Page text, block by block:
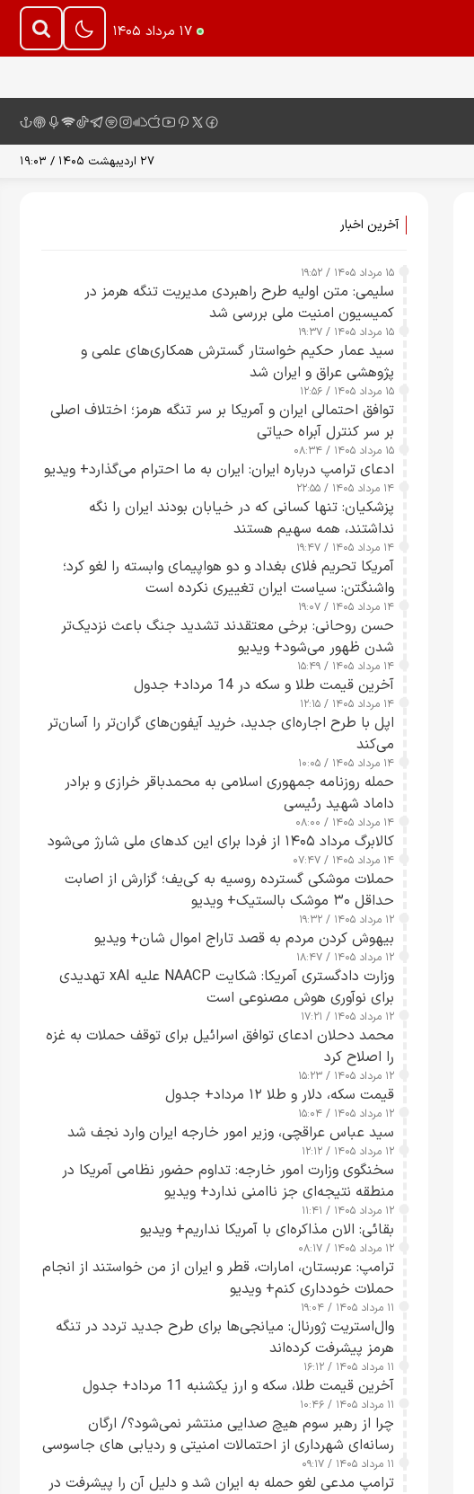
۱۷ مرداد ۱۴۰۵
۲۷ اردیبهشت ۱۴۰۵ / ۱۹:۰۳
آخرین اخبار
۱۵ مرداد ۱۴۰۵ / ۱۹:۵۲
سلیمی: متن اولیه طرح راهبردی مدیریت تنگه هرمز در
کمیسیون امنیت ملی بررسی شد
۱۵ مرداد ۱۴۰۵ / ۱۹:۳۷
سید عمار حکیم خواستار گسترش همکاری‌های علمی و
پژوهشی عراق و ایران شد
۱۵ مرداد ۱۴۰۵ / ۱۲:۵۶
توافق احتمالی ایران و آمریکا بر سر تنگه هرمز؛ اختلاف اصلی
بر سر کنترل آبراه حیاتی
۱۵ مرداد ۱۴۰۵ / ۰۸:۳۴
ادعای ترامپ درباره ایران: ایران به ما احترام می‌گذارد+ ویدیو
۱۴ مرداد ۱۴۰۵ / ۲۲:۵۵
پزشکیان: تنها کسانی که در خیابان بودند ایران را نگه
نداشتند، همه سهیم هستند
۱۴ مرداد ۱۴۰۵ / ۱۹:۴۷
آمریکا تحریم فلای بغداد و دو هواپیمای وابسته را لغو کرد؛
واشنگتن: سیاست ایران تغییری نکرده است
۱۴ مرداد ۱۴۰۵ / ۱۹:۰۷
حسن روحانی: برخی معتقدند تشدید جنگ باعث نزدیک‌تر
شدن ظهور می‌شود+ ویدیو
۱۴ مرداد ۱۴۰۵ / ۱۵:۴۹
آخرین قیمت طلا و سکه در 14 مرداد+ جدول
۱۴ مرداد ۱۴۰۵ / ۱۲:۱۵
اپل با طرح اجاره‌ای جدید، خرید آیفون‌های گران‌تر را آسان‌تر
می‌کند
۱۴ مرداد ۱۴۰۵ / ۱۰:۰۵
حمله روزنامه جمهوری اسلامی به محمدباقر خرازی و برادر
داماد شهید رئیسی
۱۴ مرداد ۱۴۰۵ / ۰۸:۰۰
کالابرگ مرداد ۱۴۰۵ از فردا برای این کدهای ملی شارژ می‌شود
۱۴ مرداد ۱۴۰۵ / ۰۷:۴۷
حملات موشکی گسترده روسیه به کی‌یف؛ گزارش از اصابت
حداقل ۳۰ موشک بالستیک+ ویدیو
۱۲ مرداد ۱۴۰۵ / ۱۹:۳۲
بیهوش کردن مردم به قصد تاراج اموال شان+ ویدیو
۱۲ مرداد ۱۴۰۵ / ۱۸:۴۷
وزارت دادگستری آمریکا: شکایت NAACP علیه xAI تهدیدی
برای نوآوری هوش مصنوعی است
۱۲ مرداد ۱۴۰۵ / ۱۷:۲۱
محمد دحلان ادعای توافق اسرائیل برای توقف حملات به غزه
را اصلاح کرد
۱۲ مرداد ۱۴۰۵ / ۱۵:۲۳
قیمت سکه، دلار و طلا ۱۲ مرداد+ جدول
۱۲ مرداد ۱۴۰۵ / ۱۵:۰۴
سید عباس عراقچی، وزیر امور خارجه ایران وارد نجف شد
۱۲ مرداد ۱۴۰۵ / ۱۲:۱۲
سخنگوی وزارت امور خارجه: تداوم حضور نظامی آمریکا در
منطقه نتیجه‌ای جز ناامنی ندارد+ ویدیو
۱۲ مرداد ۱۴۰۵ / ۱۱:۴۱
بقائی: الان مذاکره‌ای با آمریکا نداریم+ ویدیو
۱۲ مرداد ۱۴۰۵ / ۰۸:۱۷
ترامپ: عربستان، امارات، قطر و ایران از من خواستند از انجام
حملات خودداری کنم+ ویدیو
۱۱ مرداد ۱۴۰۵ / ۱۹:۰۴
وال‌استریت ژورنال: میانجی‌ها برای طرح جدید تردد در تنگه
هرمز پیشرفت کرده‌اند
۱۱ مرداد ۱۴۰۵ / ۱۶:۱۲
آخرین قیمت طلا، سکه و ارز یکشنبه 11 مرداد+ جدول
۱۱ مرداد ۱۴۰۵ / ۱۰:۴۶
چرا از رهبر سوم هیچ صدایی منتشر نمی‌شود؟/ ارگان
رسانه‌ای شهرداری از احتمالات امنیتی و ردیابی های جاسوسی
گفت
۱۱ مرداد ۱۴۰۵ / ۰۹:۱۷
ترامپ مدعی لغو حمله به ایران شد و دلیل آن را پیشرفت در